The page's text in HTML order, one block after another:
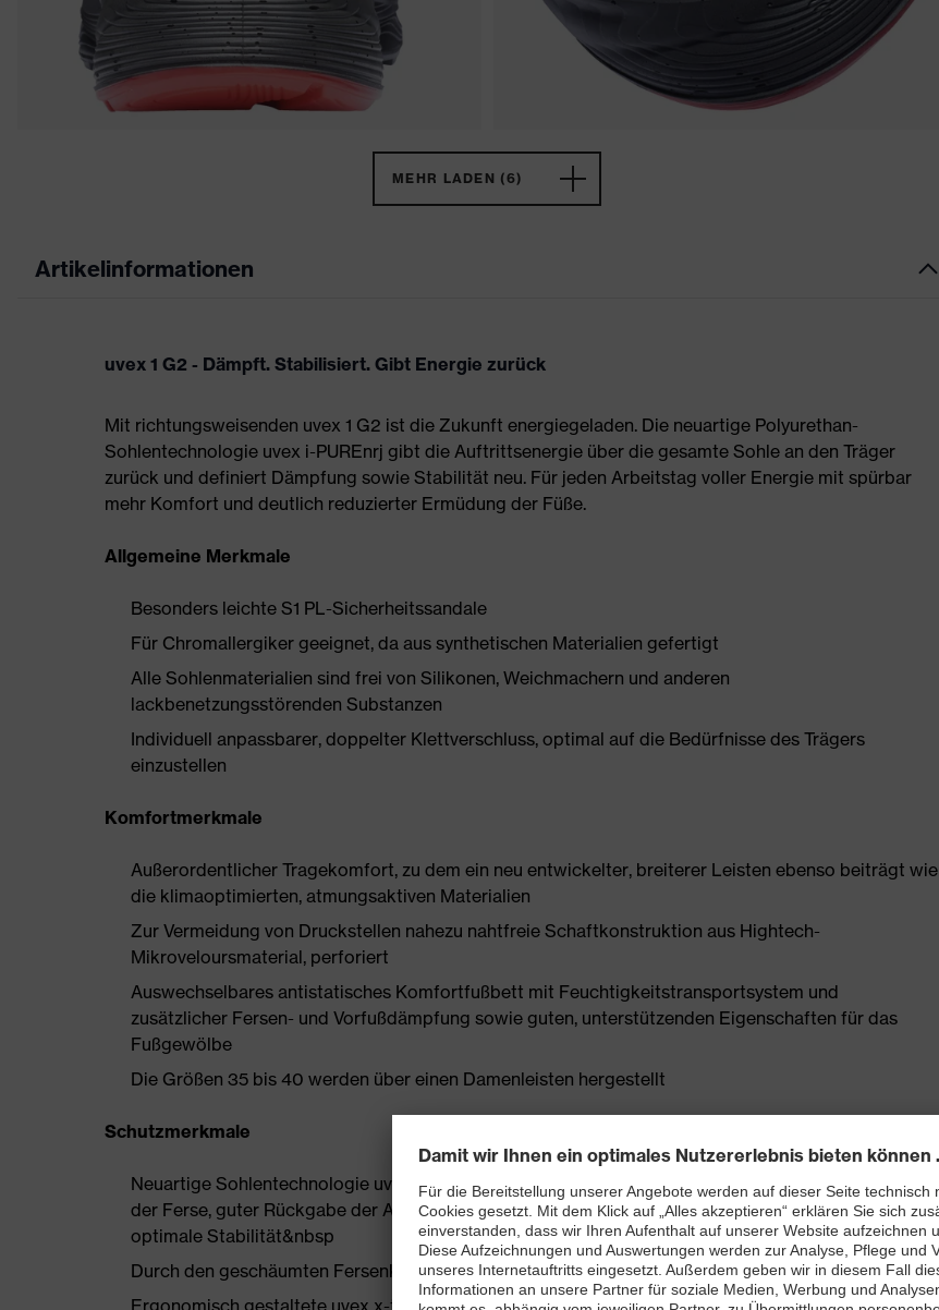
MEHR LADEN (6)
Artikelinformationen
uvex 1 G2 - Dämpft. Stabilisiert. Gibt Energie zurück
Mit richtungsweisenden uvex 1 G2 ist die Zukunft energiegeladen. Die neuartige Polyurethan-
Sohlentechnologie uvex i-PUREnrj gibt die Auftrittsenergie über die gesamte Sohle an den Träger
zurück und definiert Dämpfung sowie Stabilität neu. Für jeden Arbeitstag voller Energie mit spürbar
mehr Komfort und deutlich reduzierter Ermüdung der Füße.
Allgemeine Merkmale
Besonders leichte S1 PL-Sicherheitssandale
Für Chromallergiker geeignet, da aus synthetischen Materialien gefertigt
Alle Sohlenmaterialien sind frei von Silikonen, Weichmachern und anderen
lackbenetzungsstörenden Substanzen
Individuell anpassbarer, doppelter Klettverschluss, optimal auf die Bedürfnisse des Trägers
einzustellen
Komfortmerkmale
Außerordentlicher Tragekomfort, zu dem ein neu entwickelter, breiterer Leisten ebenso beiträgt wie
die klimaoptimierten, atmungsaktiven Materialien
Zur Vermeidung von Druckstellen nahezu nahtfreie Schaftkonstruktion aus Hightech-
Mikroveloursmaterial, perforiert
Auswechselbares antistatisches Komfortfußbett mit Feuchtigkeitstransportsystem und
zusätzlicher Fersen- und Vorfußdämpfung sowie guten, unterstützenden Eigenschaften für das
Fußgewölbe
Die Größen 35 bis 40 werden über einen Damenleisten hergestellt
Schutzmerkmale
Neuartige Sohlentechnologie uvex i-PUREnrj mit besten Dämpfungseigenschaften im Vorfuß und
der Ferse, guter Rückgabe der Auftrittsenergie (Rebound) über die gesamte Zwischensohle und
optimale Stabilität&nbsp
Durch den geschäumten Fersenkorb
Ergonomisch gestaltete uvex x-tended grip TPU-Laufsohle setzt neueste biomechanische